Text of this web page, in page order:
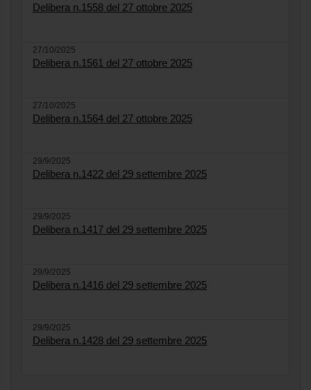
Delibera n.1558 del 27 ottobre 2025
27/10/2025
Delibera n.1561 del 27 ottobre 2025
27/10/2025
Delibera n.1564 del 27 ottobre 2025
29/9/2025
Delibera n.1422 del 29 settembre 2025
29/9/2025
Delibera n.1417 del 29 settembre 2025
29/9/2025
Delibera n.1416 del 29 settembre 2025
29/9/2025
Delibera n.1428 del 29 settembre 2025